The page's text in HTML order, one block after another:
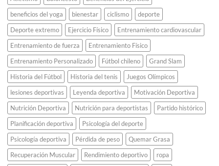
saltar
espaldas
y
revolucionó
el
atletismo
para
siempre.
beneficios del yoga
bienestar ciclismo
deporte
Deporte extremo
Ejercicio Físico
Entrenamiento cardiovascular
Entrenamiento de fuerza
Entrenamiento Físico
Entrenamiento Personalizado
Fútbol chileno
Grand Slam
Historia del Fútbol
Historia del tenis
Juegos Olímpicos
lesiones deportivas
Leyenda deportiva
Motivación Deportiva
Nutrición Deportiva
Nutrición para deportistas
Partido histórico
Planificación deportiva
Psicología del deporte
Psicología deportiva
Pérdida de peso
Quemar Grasa
Recuperación Muscular
Rendimiento deportivo
ropa